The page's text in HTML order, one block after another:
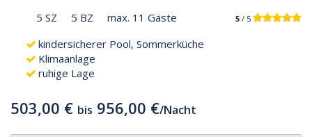
5 SZ 5 BZ max. 11 Gäste 5 / 5
kindersicherer Pool, Sommerküche
Klimaanlage
ruhige Lage
503,00 € bis 956,00 €/Nacht